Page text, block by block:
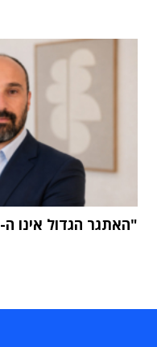
"האתגר הגדול אינו ה-AI אלא הטמעתה בארגון"